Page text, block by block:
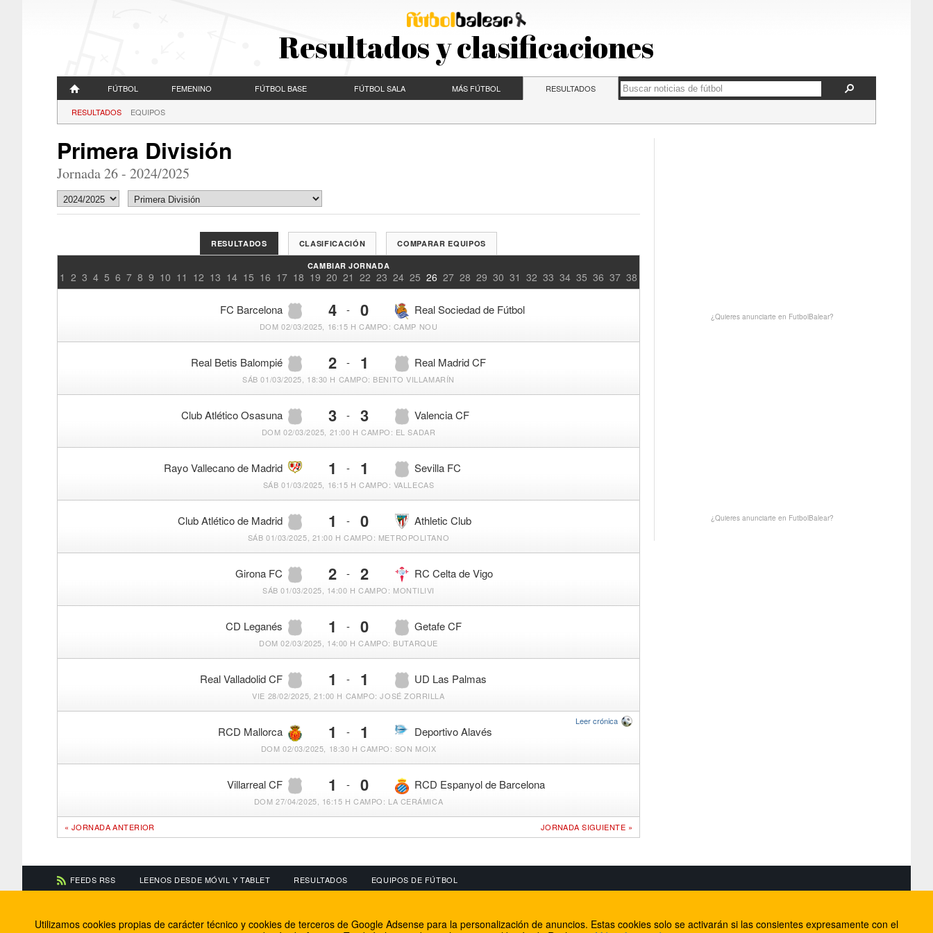
Resultados y clasificaciones
FÚTBOL FEMENINO FÚTBOL BASE FÚTBOL SALA MÁS FÚTBOL RESULTADOS
RESULTADOS EQUIPOS
Primera División
Jornada 26 - 2024/2025
RESULTADOS CLASIFICACIÓN COMPARAR EQUIPOS
CAMBIAR JORNADA
1 2 3 4 5 6 7 8 9 10 11 12 13 14 15 16 17 18 19 20 21 22 23 24 25 26 27 28 29 30 31 32 33 34 35 36 37 38
FC Barcelona 4 - Real Sociedad de Fútbol
0
DOM 02/03/2025, 16:15 H CAMPO: CAMP NOU
Real Betis Balompié 2 - Real Madrid CF
1
SÁB 01/03/2025, 18:30 H CAMPO: BENITO VILLAMARÍN
Club Atlético Osasuna 3 - Valencia CF
3
DOM 02/03/2025, 21:00 H CAMPO: EL SADAR
Rayo Vallecano de Madrid 1 - Sevilla FC
1
SÁB 01/03/2025, 16:15 H CAMPO: VALLECAS
Club Atlético de Madrid 1 - Athletic Club
0
SÁB 01/03/2025, 21:00 H CAMPO: METROPOLITANO
Girona FC 2 - RC Celta de Vigo
2
SÁB 01/03/2025, 14:00 H CAMPO: MONTILIVI
CD Leganés 1 - Getafe CF
0
DOM 02/03/2025, 14:00 H CAMPO: BUTARQUE
Real Valladolid CF 1 - UD Las Palmas
1
VIE 28/02/2025, 21:00 H CAMPO: JOSÉ ZORRILLA
RCD Mallorca 1 - Deportivo Alavés
1
DOM 02/03/2025, 18:30 H CAMPO: SON MOIX
Leer crónica
Villarreal CF 1 - RCD Espanyol de Barcelona
0
DOM 27/04/2025, 16:15 H CAMPO: LA CERÁMICA
JORNADA SIGUIENTE »
« JORNADA ANTERIOR
¿Quieres anunciarte en FutbolBalear?
¿Quieres anunciarte en FutbolBalear?
FEEDS RSS LEENOS DESDE MÓVIL Y TABLET RESULTADOS EQUIPOS DE FÚTBOL
Información de contacto
El equipo de FútbolBalear
Facebook
Internet Rural Mallorca
Utilizamos cookies propias de carácter técnico y cookies de terceros de Google Adsense para la personalización de anuncios. Estas cookies solo se activarán si las consientes expresamente con el